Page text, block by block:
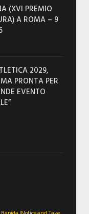
(XVI PREMIO
A ROMA – 9
2029,
PRONTA PER
EVENTO